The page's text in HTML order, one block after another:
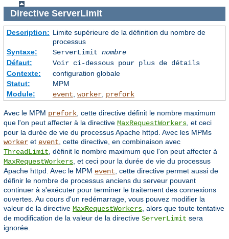
Directive ServerLimit
Description: Limite supérieure de la définition du nombre de
processus
Syntaxe:
ServerLimit nombre
Défaut:
Voir ci-dessous pour plus de détails
Contexte:
configuration globale
Statut:
MPM
Module:
event worker, prefork
Avec le MPM prefork , cette directive définit le nombre maximum
que l'on peut affecter à la directive MaxRequestWorkers , et ceci
pour la durée de vie du processus Apache httpd. Avec les MPMs
worker et event , cette directive, en combinaison avec
ThreadLimit , définit le nombre maximum que l'on peut affecter à
MaxRequestWorkers , et ceci pour la durée de vie du processus
Apache httpd. Avec le MPM event , cette directive permet aussi de
définir le nombre de processus anciens du serveur pouvant
continuer à s'exécuter pour terminer le traitement des connexions
ouvertes. Au cours d'un redémarrage, vous pouvez modifier la
valeur de la directive MaxRequestWorkers , alors que toute tentative
de modification de la valeur de la directive ServerLimit sera
ignorée.